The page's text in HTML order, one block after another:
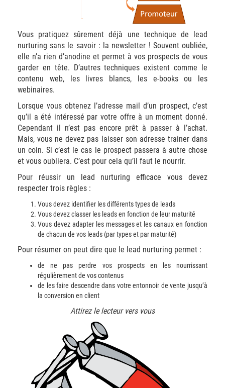
Vous pratiquez sûrement déjà une technique de lead
nurturing sans le savoir : la newsletter ! Souvent oubliée,
elle n’a rien d’anodine et permet à vos prospects de vous
garder en tête. D’autres techniques existent comme le
contenu web, les livres blancs, les e-books ou les
webinaires.
Lorsque vous obtenez l’adresse mail d’un prospect, c’est
qu’il a été intéressé par votre offre à un moment donné.
Cependant il n’est pas encore prêt à passer à l’achat.
Mais, vous ne devez pas laisser son adresse trainer dans
un coin. Si c’est le cas le prospect passera à autre chose
et vous oubliera. C’est pour cela qu’il faut le nourrir.
Pour réussir un lead nurturing efficace vous devez
respecter trois règles :
Vous devez identifier les différents types de leads
Vous devez classer les leads en fonction de leur maturité
Vous devez adapter les messages et les canaux en fonction
de chacun de vos leads (par types et par maturité)
Pour résumer on peut dire que le lead nurturing permet :
de ne pas perdre vos prospects en les nourrissant
régulièrement de vos contenus
de les faire descendre dans votre entonnoir de vente jusqu’à
la conversion en client
Attirez le lecteur vers vous